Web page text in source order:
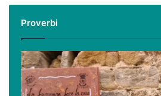
nostri
video
Proverbi
Podcast
–
I
proverbi